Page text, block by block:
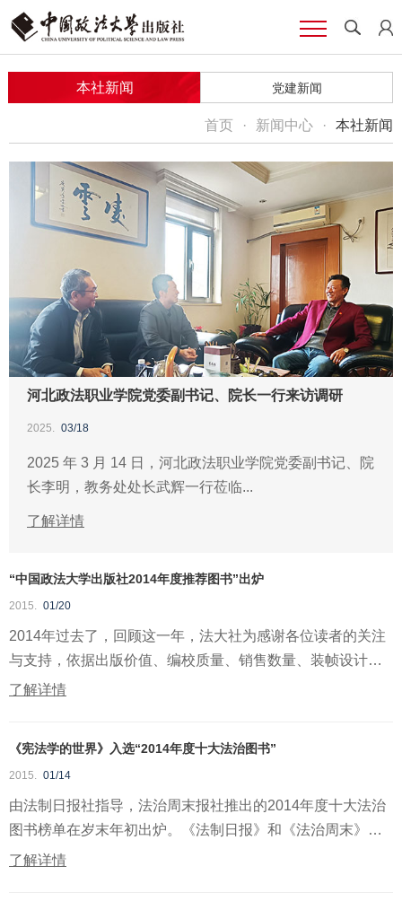
本社新闻 党建新闻
首页 · 新闻中心 · 本社新闻
河北政法职业学院党委副书记、院长一行来访调研
2025. 03/18
2025 年 3 月 14 日，河北政法职业学院党委副书记、院
长李明，教务处处长武辉一行莅临...
了解详情
“中国政法大学出版社2014年度推荐图书”出炉
2015. 01/20
2014年过去了，回顾这一年，法大社为感谢各位读者的关注
与支持，依据出版价值、编校质量、销售数量、装帧设计、
社会...
了解详情
《宪法学的世界》入选“2014年度十大法治图书”
2015. 01/14
由法制日报社指导，法治周末报社推出的2014年度十大法治
图书榜单在岁末年初出炉。《法制日报》和《法治周末》
2015年1...
了解详情